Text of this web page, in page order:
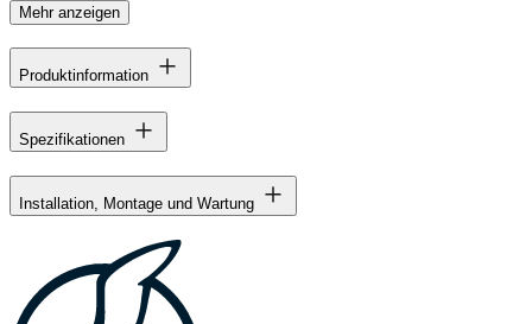
Mehr anzeigen
Produktinformation
Spezifikationen
Installation, Montage und Wartung